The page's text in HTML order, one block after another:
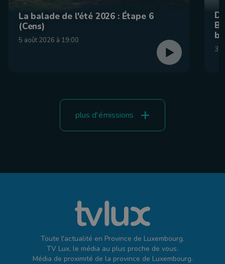
La balade de l'été 2026 : Étape 6
(Cens)
5 août 2026 à 19:00
31
plus d'émissions
Toute l'actualité en Province de Luxembourg.
TV Lux, le média au plus proche de vous.
Média de proximité de la province de Luxembourg.